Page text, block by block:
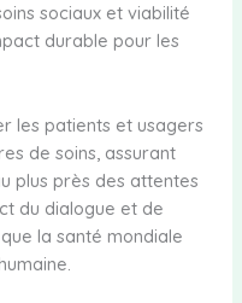
sociaux et viabilité
durable pour les
les patients et usagers
de soins, assurant
plus près des attentes
du dialogue et de
la santé mondiale